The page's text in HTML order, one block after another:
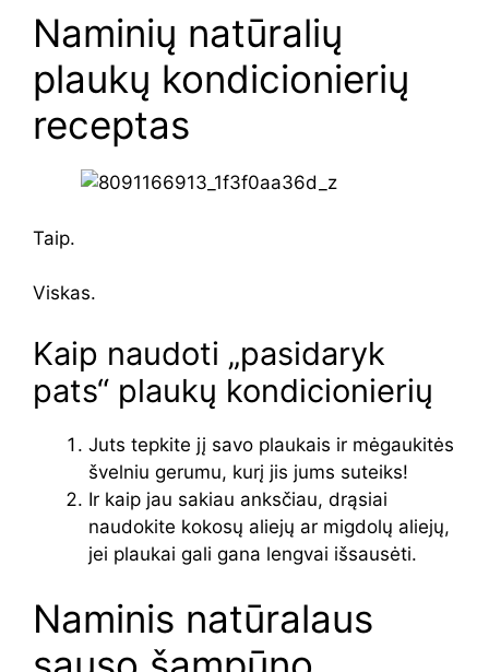
Naminių natūralių
plaukų kondicionierių
receptas
Taip.
Viskas.
Kaip naudoti „pasidaryk
pats“ plaukų kondicionierių
Juts tepkite jį savo plaukais ir mėgaukitės
švelniu gerumu, kurį jis jums suteiks!
Ir kaip jau sakiau anksčiau, drąsiai
naudokite kokosų aliejų ar migdolų aliejų,
jei plaukai gali gana lengvai išsausėti.
Naminis natūralaus